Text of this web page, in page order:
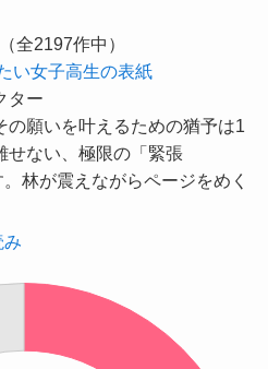
（全2197作中）
の願いを叶えるための猶予は1
せない、極限の「緊張
林が震えながらページをめく
み